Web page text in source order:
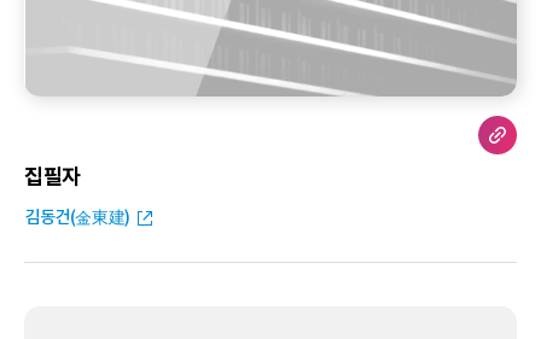
집필자
김동건(金東建)